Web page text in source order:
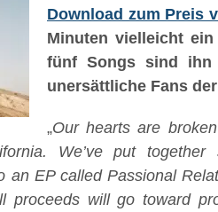
Download zum Preis
Minuten vielleicht
fünf Songs sind ihn
unersättliche Fans
„Our hearts are
We’ve put
an EP called Passional
proceeds will go toward